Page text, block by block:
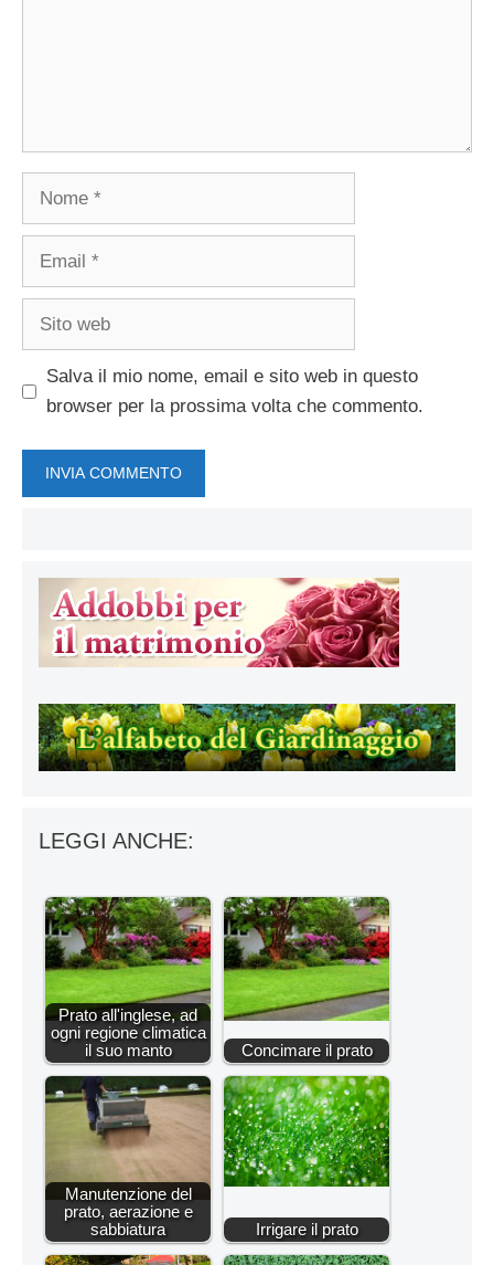
Nome
Email
Sito
Salva il mio nome, email e sito web in questo
browser per la prossima volta che commento.
LEGGI ANCHE:
Prato all'inglese, ad
ogni regione climatica
il suo manto
Concimare il prato
Manutenzione del
prato, aerazione e
sabbiatura
Irrigare il prato